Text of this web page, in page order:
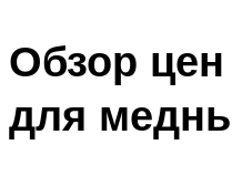
Обзор
для